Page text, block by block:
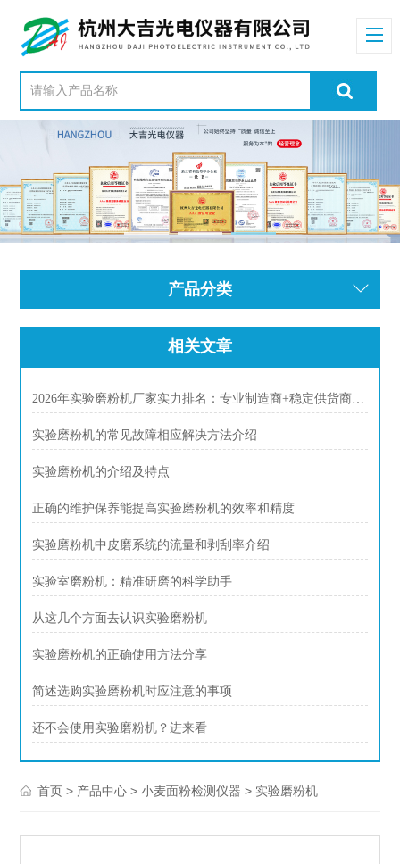
产品分类
相关文章
2026年实验磨粉机厂家实力排名：专业制造商+稳定供货商+售后强企梳理
实验磨粉机的常见故障相应解决方法介绍
实验磨粉机的介绍及特点
正确的维护保养能提高实验磨粉机的效率和精度
实验磨粉机中皮磨系统的流量和剥刮率介绍
实验室磨粉机：精准研磨的科学助手
从这几个方面去认识实验磨粉机
实验磨粉机的正确使用方法分享
简述选购实验磨粉机时应注意的事项
还不会使用实验磨粉机？进来看
首页 > 产品中心 >小麦面粉检测仪器 > 实验磨粉机